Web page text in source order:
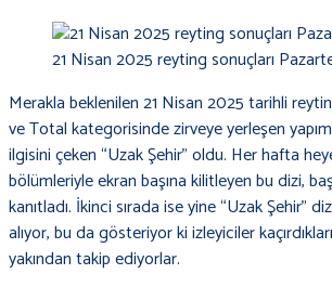
21 Nisan 2025 reyting sonuçları
Merakla beklenilen 21 Nisan 2025 tarihli
ve Total kategorisinde zirveye yerleşen
ilgisini çeken “Uzak Şehir” oldu. Her hafta
bölümleriyle ekran başına kilitleyen bu dizi,
kanıtladı. İkinci sırada ise yine “Uzak Şehir”
alıyor, bu da gösteriyor ki izleyiciler
yakından takip ediyorlar.